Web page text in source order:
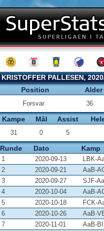
KRISTOFFER PALLESEN,
Position
Alder
Forsvar 36
Kampe Mål Assist
31 0 5
Runde Dato Kamp
1 2020-09-13 LBK-
2
2020-09-21 AaB-
3
2020-09-27 SJF-
4
2020-10-04 AaB-
5
2020-10-18 FCK-
6
2020-10-26 AaB-
7
2020-11-01 AaB-